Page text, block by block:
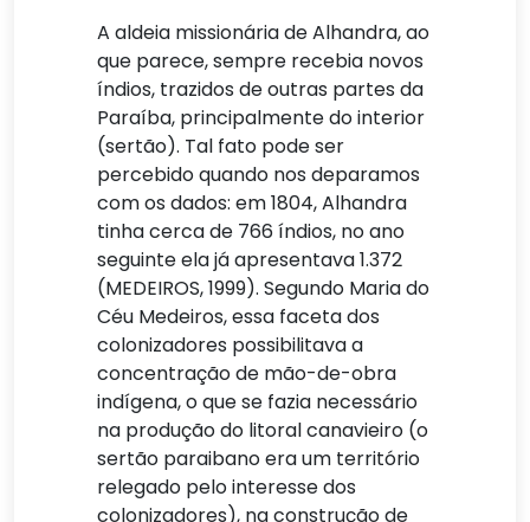
A aldeia missionária de Alhandra, ao
que parece, sempre recebia novos
índios, trazidos de outras partes da
Paraíba, principalmente do interior
(sertão). Tal fato pode ser
percebido quando nos deparamos
com os dados: em 1804, Alhandra
tinha cerca de 766 índios, no ano
seguinte ela já apresentava 1.372
(MEDEIROS, 1999). Segundo Maria do
Céu Medeiros, essa faceta dos
colonizadores possibilitava a
concentração de mão-de-obra
indígena, o que se fazia necessário
na produção do litoral canavieiro (o
sertão paraibano era um território
relegado pelo interesse dos
colonizadores), na construção de